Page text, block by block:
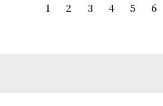
1 2 3 4 5 6